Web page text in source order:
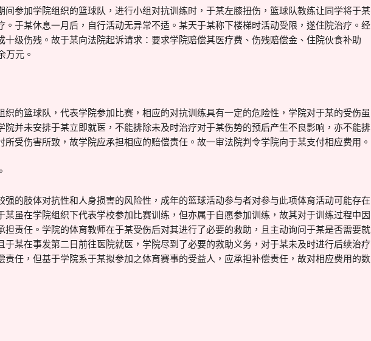
间参加学院组织的篮球队，进行小组对抗训练时，于某左膝扭伤，篮球队教练让同学将于某
。于某休息一月后，自行活动无异常不适。某天于某称下楼梯时活动受限，遂住院治疗。经
十级伤残。故于某向法院起诉请求：要求学院赔偿其医疗费、伤残赔偿金、住院伙食补助
万元。
织的篮球队，代表学院参加比赛，相应的对抗训练具有一定的危险性，学院对于某的受伤虽
院并未安排于某立即就医，不能排除未及时治疗对于某伤势的预后产生不良影响，亦不能排
所受伤害所致，故学院应承担相应的赔偿责任。故一审法院判令学院向于某支付相应费用。
强的肢体对抗性和人身损害的风险性，成年的篮球活动参与者对参与此项体育活动可能存在
某虽在学院组织下代表学校参加比赛训练，但亦属于自愿参加训练，故其对于训练过程中因
担责任。学院的体育教师在于某受伤后对其进行了必要的救助，且主动询问于某是否需要就
于某在事发第二日前往医院就医，学院尽到了必要的救助义务，对于某未及时进行后续治疗
责任，但基于学院系于某拟参加之体育赛事的受益人，应承担补偿责任，故对相应费用的数